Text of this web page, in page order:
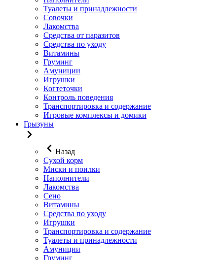
Туалеты и принадлежности
Совочки
Лакомства
Средства от паразитов
Средства по уходу
Витамины
Груминг
Амуниции
Игрушки
Когтеточки
Контроль поведения
Транспортировка и содержание
Игровые комплексы и домики
Грызуны
Назад
Сухой корм
Миски и поилки
Наполнители
Лакомства
Сено
Витамины
Средства по уходу
Игрушки
Транспортировка и содержание
Туалеты и принадлежности
Амуниции
Груминг